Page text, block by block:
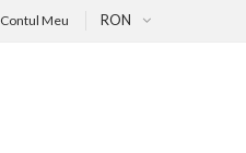
RON
Contul Meu